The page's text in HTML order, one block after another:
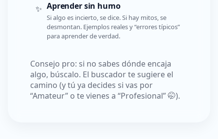
✨ Aprender sin humo
Si algo es incierto, se dice. Si hay mitos, se
desmontan. Ejemplos reales y “errores típicos”
para aprender de verdad.
Consejo pro: si no sabes dónde encaja
algo, búscalo. El buscador te sugiere el
camino (y tú ya decides si vas por
“Amateur” o te vienes a “Profesional” 🤭).